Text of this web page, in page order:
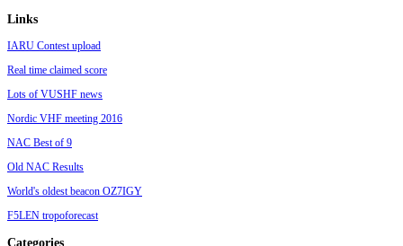
Links
IARU Contest upload
Real time claimed score
Lots of VUSHF news
Nordic VHF meeting 2016
NAC Best of 9
Old NAC Results
World's oldest beacon OZ7IGY
F5LEN tropoforecast
Categories